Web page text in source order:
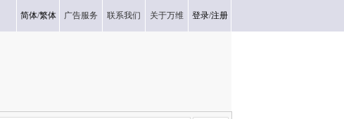
简体/繁体 广告服务 联系我们 关于万维 登录/注册